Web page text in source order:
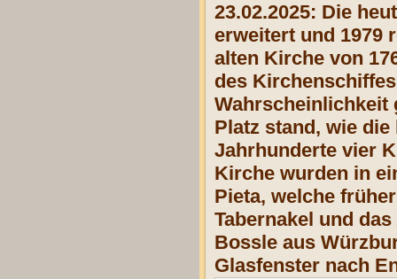
23.02.2025: Die
erweitert und 1979
alten Kirche von
des
Wahrscheinlichkeit
Platz stand, wie
Jahrhunderte vier
Kirche wurden in
Pieta, welche
Tabernakel und
Bossle aus
Glasfenster nach